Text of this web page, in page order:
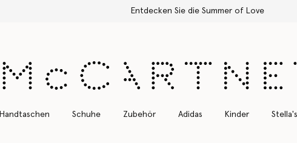
Kostenloser Expressversand für alle Bestellungen
Handtaschen Schuhe Zubehör Adidas Kinder